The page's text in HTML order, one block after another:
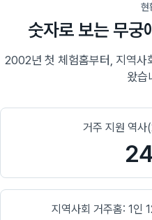
현
숫자로 보는 무궁
2002년 첫 체험홈부터, 지역사
왔습
거주 지원 역
지역사회 거주홈: 1인